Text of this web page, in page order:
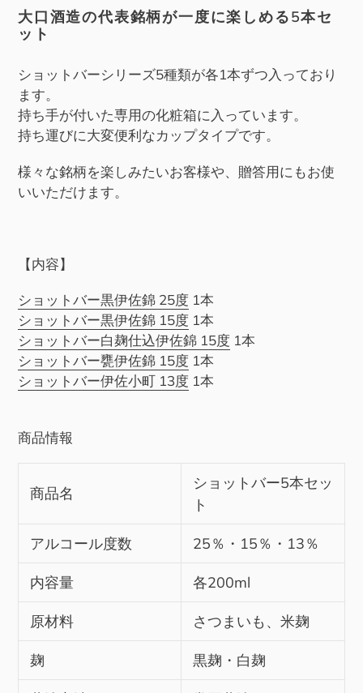
ー
ト
商
品
を
追
す
る
大口酒造の代表銘柄が一度に楽しめる5本セ
ット
ショットバーシリーズ5種類が各1本ずつ入っており
ます。
持ち手が付いた専用の化粧箱に入っています。
持ち運びに大変便利なカップタイプです。
様々な銘柄を楽しみたいお客様や、贈答用にもお使
いいただけます。
【内容】
ショットバー黒伊佐錦 25度 1本
ショットバー黒伊佐錦 15度 1本
ショットバー白麹仕込伊佐錦 15度 1本
ショットバー甕伊佐錦 15度 1本
ショットバー伊佐小町 13度 1本
商品情報
商品名
ショットバー5本セッ
ト
アルコール度数 25％・15％・13％
内容量 各200ml
原材料 さつまいも、米麹
麹 黒麹・白麹